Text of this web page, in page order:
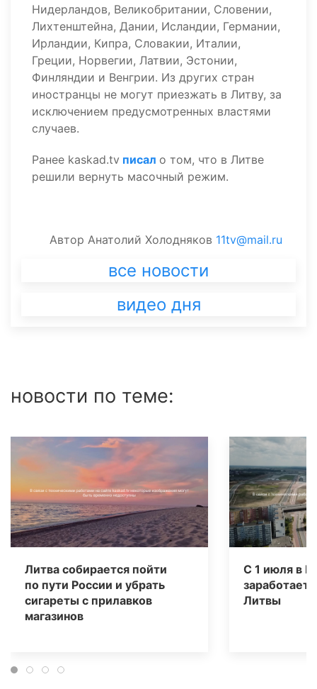
Нидерландов, Великобритании, Словении,
Лихтенштейна, Дании, Исландии, Германии,
Ирландии, Кипра, Словакии, Италии,
Греции, Норвегии, Латвии, Эстонии,
Финляндии и Венгрии. Из других стран
иностранцы не могут приезжать в Литву, за
исключением предусмотренных властями
случаев.
Ранее kaskad.tv писал о том, что в Литве
решили вернуть масочный режим.
Автор Анатолий Холодняков 11tv@mail.ru
все новости
видео дня
новости по теме:
Литва собирается пойти
по пути России и убрать
сигареты с прилавков
магазинов
С 1 июля в
заработает
Литвы